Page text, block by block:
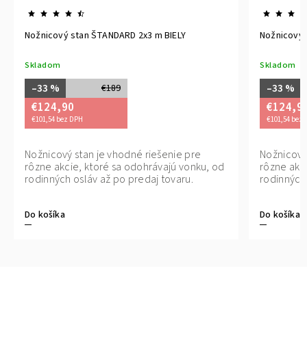
nákup. Platba kuriérovi pri
tovaru. Jednoduché vrátenie
do 14 dní.
Nožnicový stan ŠTANDARD 2x3 m BIELY
Skladom
€189
–33 %
€124,90
€101,54 bez DPH
Do košíka
Nožnicový stan je vhodné riešenie pre
rôzne akcie, ktoré sa odohrávajú vonku, od
rodinných osláv až po predaj tovaru.
Bezpečný
preberaní
tovaru do 14 dní.
Nožnicový
Skladom
–33 %
€101,54 bez
Do košíka
rôzne